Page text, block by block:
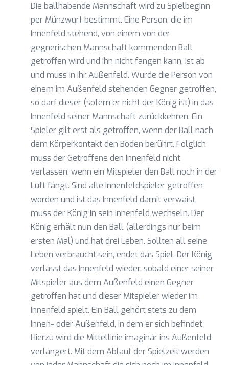
Die ballhabende Mannschaft wird zu Spielbeginn
per Münzwurf bestimmt. Eine Person, die im
Innenfeld stehend, von einem von der
gegnerischen Mannschaft kommenden Ball
getroffen wird und ihn nicht fangen kann, ist ab
und muss in ihr Außenfeld. Wurde die Person von
einem im Außenfeld stehenden Gegner getroffen,
so darf dieser (sofern er nicht der König ist) in das
Innenfeld seiner Mannschaft zurückkehren. Ein
Spieler gilt erst als getroffen, wenn der Ball nach
dem Körperkontakt den Boden berührt. Folglich
muss der Getroffene den Innenfeld nicht
verlassen, wenn ein Mitspieler den Ball noch in der
Luft fängt. Sind alle Innenfeldspieler getroffen
worden und ist das Innenfeld damit verwaist,
muss der König in sein Innenfeld wechseln. Der
König erhält nun den Ball (allerdings nur beim
ersten Mal) und hat drei Leben. Sollten all seine
Leben verbraucht sein, endet das Spiel. Der König
verlässt das Innenfeld wieder, sobald einer seiner
Mitspieler aus dem Außenfeld einen Gegner
getroffen hat und dieser Mitspieler wieder im
Innenfeld spielt. Ein Ball gehört stets zu dem
Innen- oder Außenfeld, in dem er sich befindet.
Hierzu wird die Mittellinie imaginär ins Außenfeld
verlängert. Mit dem Ablauf der Spielzeit werden